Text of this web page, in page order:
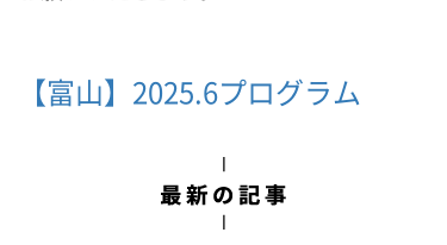
【富山】2025.6プログラム